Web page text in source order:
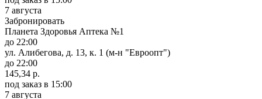
7 августа
Забронировать
Планета Здоровья Аптека №1
до 22:00
ул. Алибегова, д. 13, к. 1 (м-н "Евроопт")
до 22:00
145,34 р.
под заказ в 15:00
7 августа